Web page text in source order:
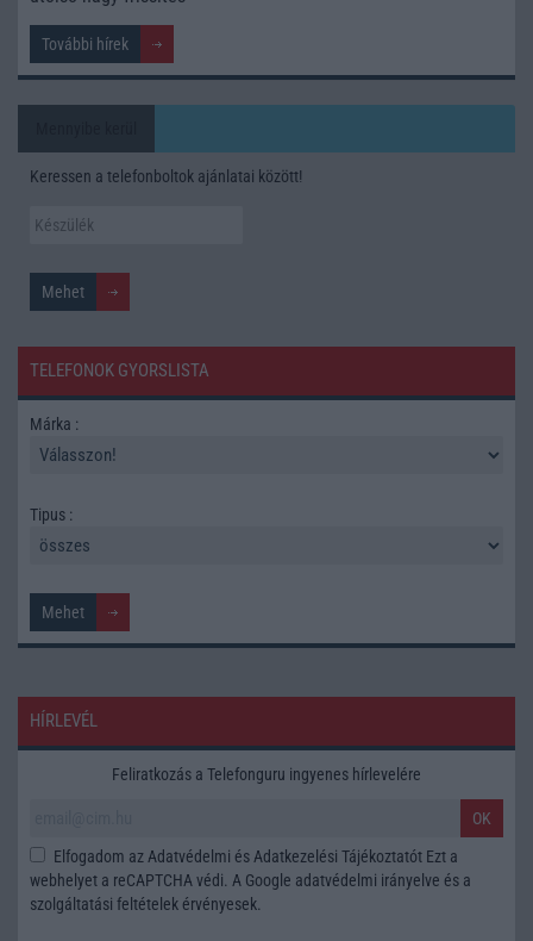
További hírek
Keressen a telefonboltok ajánlatai között!
TELEFONOK GYORSLISTA
Márka :
Tipus :
HÍRLEVÉL
Feliratkozás a Telefonguru ingyenes hírlevelére
OK
Elfogadom az Adatvédelmi és Adatkezelési Tájékoztatót Ezt a
webhelyet a reCAPTCHA védi. A Google adatvédelmi irányelve és a
szolgáltatási feltételek érvényesek.